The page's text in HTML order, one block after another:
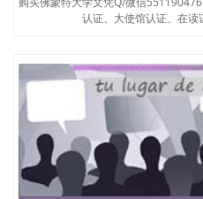
认证、大使馆认证、在